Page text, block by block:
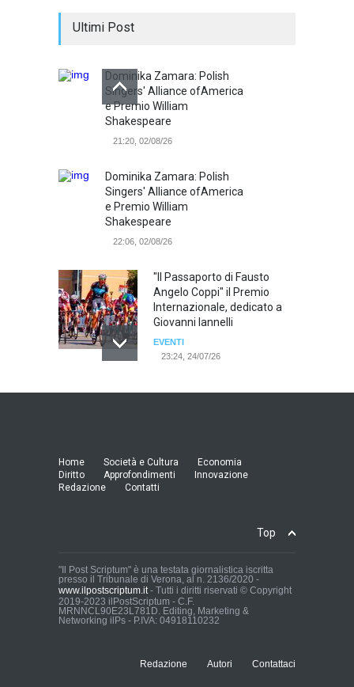
Ultimi Post
Dominika Zamara: Polish
Singers' Alliance ofAmerica
e Premio William
Shakespeare
21:20, 02/08/26
Dominika Zamara: Polish
Singers' Alliance ofAmerica
e Premio William
Shakespeare
22:06, 02/08/26
"Il Passaporto di Fausto
Angelo Coppi" il Premio
Internazionale, dedicato a
Giovanni Iannelli
EVENTI
23:24, 24/07/26
RIMINI, PRIMO CONVEGNO
EVENTI
19:44, 24/07/26
accordo raggiunto tra
Sofia - Cervello” e le
organizzazioni sindacali
della dirigenza sanitaria.
CRONACA
Ernesto Campanelli: VITA E
Home Società e Cultura
Economia
Diritto
Approfondimenti
Innovazione
Redazione
Contatti
Top
"Il Post Scriptum" è una testata giornalistica iscritta
presso il Tribunale di Verona, al n. 2136/2020 -
www.ilpostscriptum.it- Tutti i diritti riservati © Copyright
2019-2023 ilPostScriptum - C.F.
MRNNCL90E23L781D. Editing, Marketing &
Networking ilPs - P.IVA: 04918110232
Redazione Autori Contattaci